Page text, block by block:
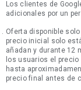
Los clientes de
adicionales por un
Oferta disponible
precio inicial solo
añadan y durante 12
los usuarios el
hasta
precio final antes de